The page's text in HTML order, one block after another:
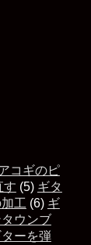
コギのピ
す (5) ギタ
工 (6) ギ
ウンブ
ーを弾